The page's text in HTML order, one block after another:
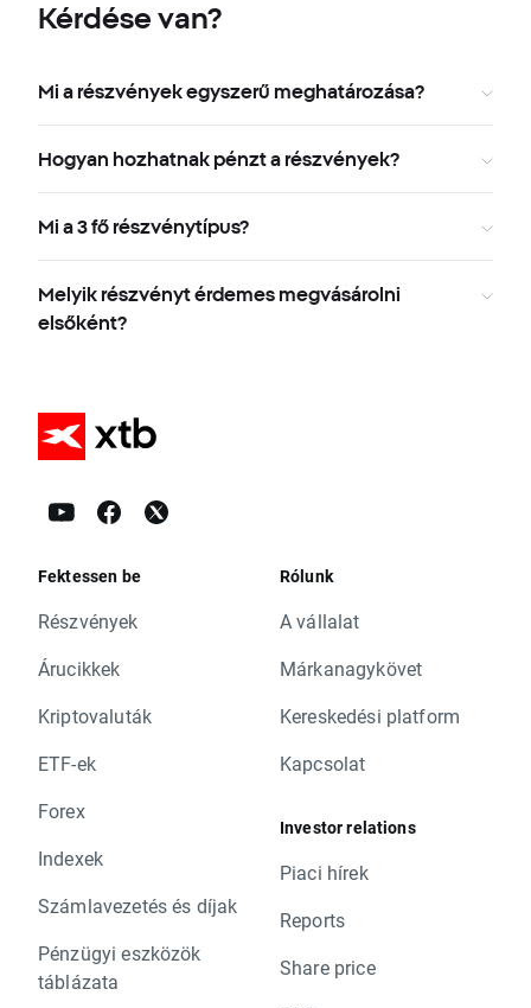
Kérdése van?
Mi a részvények egyszerű meghatározása?
Hogyan hozhatnak pénzt a részvények?
Mi a 3 fő részvénytípus?
Melyik részvényt érdemes megvásárolni
elsőként?
Fektessen be
Részvények
Árucikkek
Kriptovaluták
ETF-ek
Forex
Indexek
Számlavezetés és díjak
Pénzügyi eszközök
táblázata
Rólunk
A vállalat
Márkanagykövet
Kereskedési platform
Kapcsolat
Investor relations
Piaci hírek
Reports
Share price